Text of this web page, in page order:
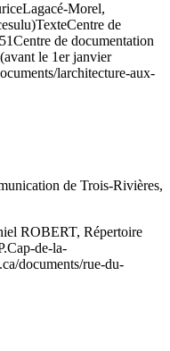
Lagacé-Morel,
TexteCentre de
Centre de documentation
le 1er janvier
larchitecture-aux-
de Trois-Rivières,
ROBERT, Répertoire
Cap-de-la-
documents/rue-du-